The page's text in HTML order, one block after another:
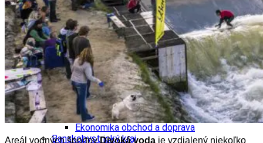
Festival
Folklór
Koncert
Ubytovanie
Pobyty
Wellness
Gastro
Kultúra a tradície
Kúpele
Šport a agroturistika
Školstvo
Ekonomika obchod a doprava
Banskobystrický kraj
Areál vodných športovDivoká voda je vzdialený niekoľko